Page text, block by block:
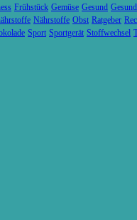
Frühstück Gemüse Gesund
Nährstoffe Obst Ratgeber
Sport Sportgerät Stoffwechsel